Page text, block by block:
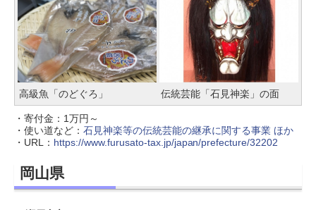
高級魚「のどぐろ」 伝統芸能「石見神楽」の面
・寄付金：1万円～
・使い道など： 石見神楽等の伝統芸能の継承に関する事業 ほか
・URL： https://www.furusato-tax.jp/japan/prefecture/32202
岡山県